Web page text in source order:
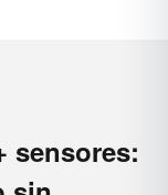
sensores: